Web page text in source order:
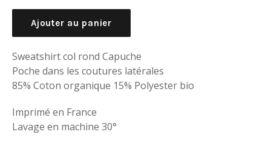
Ajouter au panier
Sweatshirt col rond Capuche
Poche dans les coutures latérales
85% Coton organique 15% Polyester bio
Imprimé en France
Lavage en machine 30°